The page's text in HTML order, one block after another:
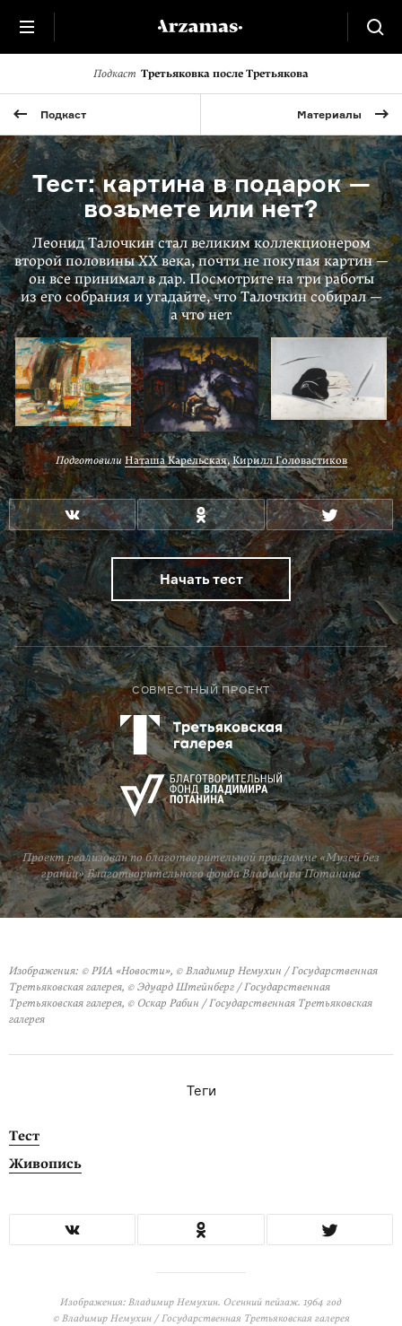
Подкаст Третьяковка после Третьякова
Подкаст Материалы
Тест: картина в подарок —
возьмете или нет?
Леонид Талочкин стал великим коллекционером
второй половины XX века, почти не покупая картин —
он все принимал в дар. Посмотрите на три работы
из его собрания и угадайте, что Талочкин собирал —
а что нет
Подготовили Наташа Карельская,Кирилл Головастиков
Начать тест
СОВМЕСТНЫЙ ПРОЕКТ
Проект реализован по благотворительной программе «Музей без
границ» Благотворительного фонда Владимира Потанина
Изображения: © РИА «Новости», © Владимир Немухин / Государственная
Третьяковская галерея, © Эдуард Штейнберг / Государственная
Третьяковская галерея, © Оскар Рабин / Государственная Третьяковская
галерея
Теги
Тест
Живопись
Изображения: Владимир Немухин. Осенний пейзаж. 1964 год
© Владимир Немухин / Государственная Третьяковская галерея